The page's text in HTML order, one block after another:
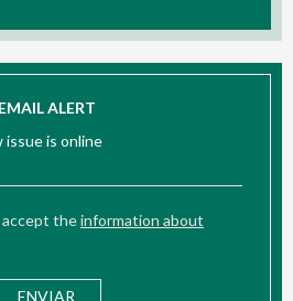
EMAIL ALERT
issue is online
accept theinformation about